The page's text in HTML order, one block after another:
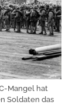
Mangel hat
Soldaten das